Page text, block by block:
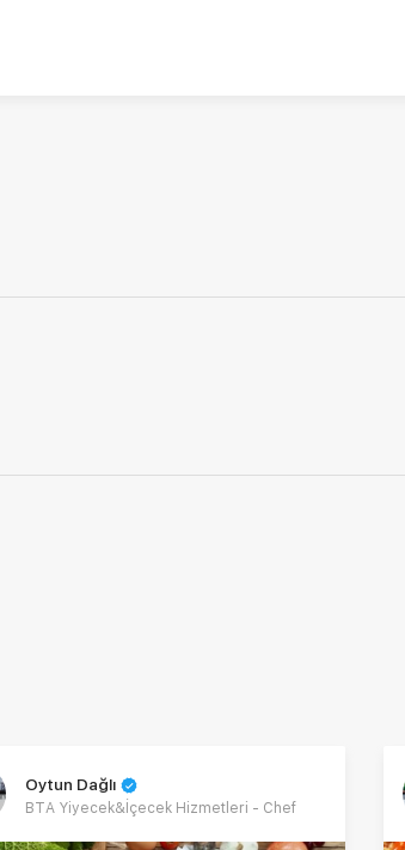
Oytun Dağlı
BTA Yiyecek&İçecek Hizmetleri - Chef